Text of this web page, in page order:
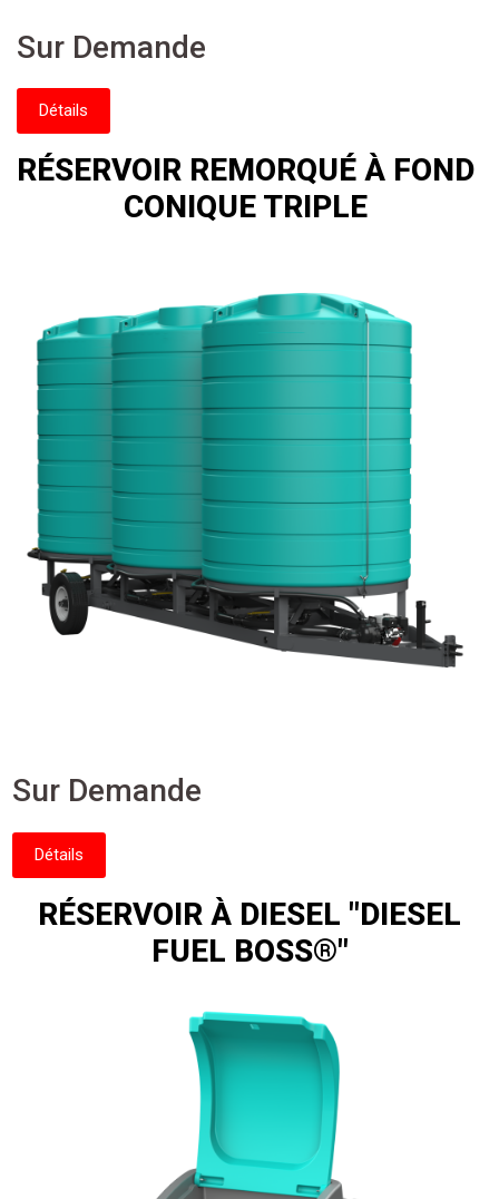
Sur Demande
Détails
RÉSERVOIR REMORQUÉ À FOND
CONIQUE TRIPLE
Sur Demande
Détails
RÉSERVOIR À DIESEL "DIESEL
FUEL BOSS®"